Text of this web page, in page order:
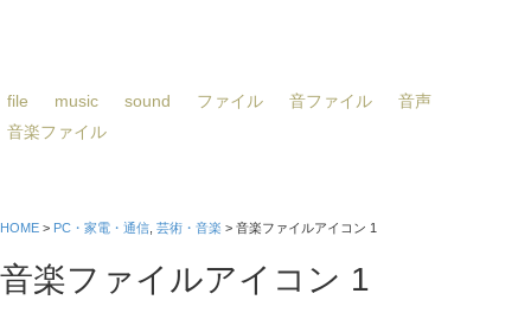
file music sound ファイル 音ファイル
音声
音楽ファイル
HOME > PC・家電・通信 芸術・音楽 > 音楽ファイルアイコン 1
音楽ファイルアイコン 1